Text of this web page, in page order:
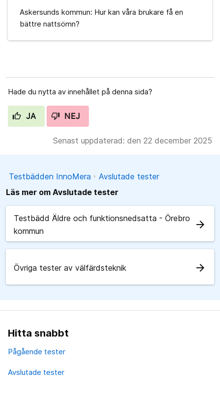
Askersunds kommun: Hur kan våra brukare få en
bättre nattsömn?
Hade du nytta av innehållet på denna sida?
JA NEJ
Senast uppdaterad: den 22 december 2025
Testbädden InnoMera
Avslutade tester
Läs mer om Avslutade tester
Testbädd Äldre och funktionsnedsatta - Örebro
kommun
arrow_forward
Övriga tester av välfärdsteknik arrow_forward
Hitta snabbt
Pågående tester
Avslutade tester